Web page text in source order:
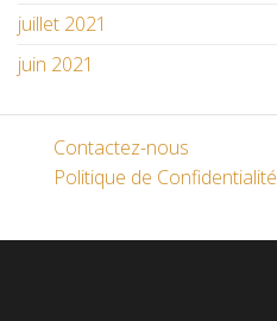
juillet 2021
juin 2021
Contactez-nous
Politique de Confidentialité